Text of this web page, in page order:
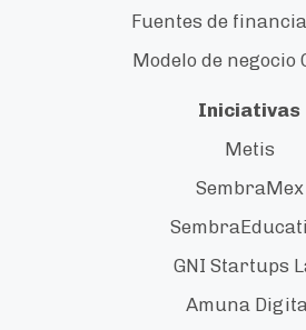
Fuentes de
Modelo de negocio
Iniciativas
Metis
SembraMex
GNI Startups
Amuna